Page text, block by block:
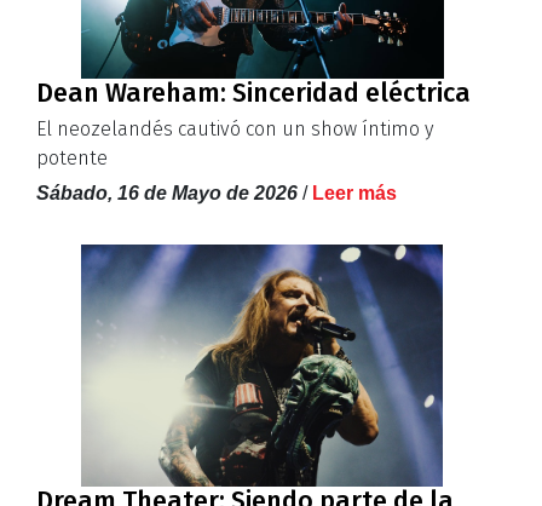
Dean Wareham: Sinceridad eléctrica
El neozelandés cautivó con un show íntimo y
potente
Sábado, 16 de Mayo de 2026 / Leer más